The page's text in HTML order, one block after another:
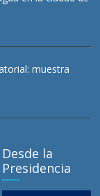
muestra
Desde la
Presidencia